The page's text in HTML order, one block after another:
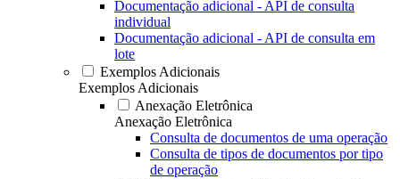
Documentação adicional - API de consulta
individual
Documentação adicional - API de consulta em
lote
Exemplos Adicionais
Exemplos Adicionais
Anexação Eletrônica
Anexação Eletrônica
Consulta de documentos de uma operação
Consulta de tipos de documentos por tipo
de operação